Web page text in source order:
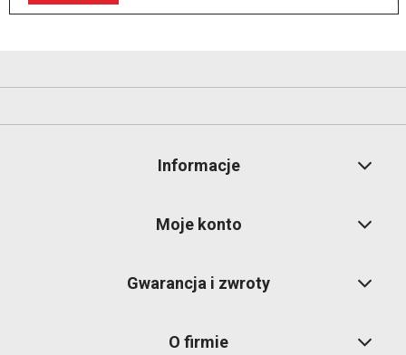
Informacje
Moje konto
Gwarancja i zwroty
O firmie